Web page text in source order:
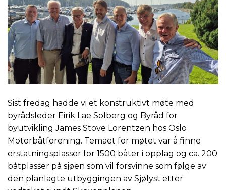
Sist fredag hadde vi et konstruktivt møte med
byrådsleder Eirik Lae Solberg og Byråd for
byutvikling James Stove Lorentzen hos Oslo
Motorbåtforening. Temaet for møtet var å finne
erstatningsplasser for 1500 båter i opplag og ca. 200
båtplasser på sjøen som vil forsvinne som følge av
den planlagte utbyggingen av Sjølyst etter